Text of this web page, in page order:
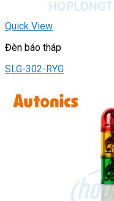
Quick View
Đèn báo tháp
SLG-302-RYG